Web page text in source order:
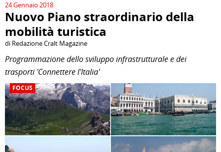
24 Gennaio 2018
Nuovo Piano straordinario della
mobilità turistica
di Redazione Cralt Magazine
Programmazione dello sviluppo infrastrutturale e dei
trasporti 'Connettere l'Italia'
FOCUS